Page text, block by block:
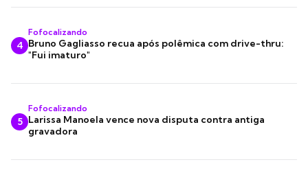
4
Fofocalizando
Bruno Gagliasso recua após polêmica com drive-thru:
"Fui imaturo"
5
Fofocalizando
Larissa Manoela vence nova disputa contra antiga
gravadora